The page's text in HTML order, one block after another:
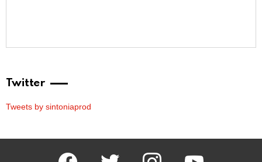
Twitter
Tweets by sintoniaprod
facebook twitter instagram